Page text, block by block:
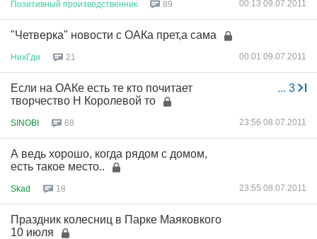
Позитивный производственник 89 00:13 09.07.2011
"Четверка" новости с ОАКа прет,а сама
НихГди 21 00:01 09.07.2011
... 3
Если на ОАКе есть те кто почитает
творчество Н Королевой то
SINOBI 68 23:56 08.07.2011
А ведь хорошо, когда рядом с домом,
есть такое место..
Skad 18 23:55 08.07.2011
Праздник колесниц в Парке Маяковкого
10 июля